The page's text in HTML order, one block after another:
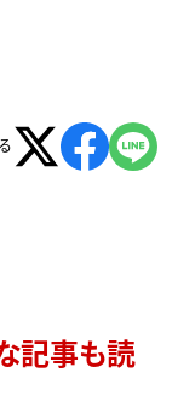
記事も読